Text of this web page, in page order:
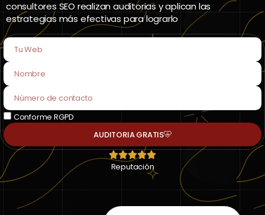
consultores SEO realizan auditorias y aplican las
estrategias más efectivas para lograrlo
Conforme RGPD
AUDITORIA GRATIS
Reputación